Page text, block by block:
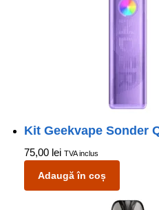
Kit Geekvape Sonder
75,00 lei TVA inclus
Adaugă în coș